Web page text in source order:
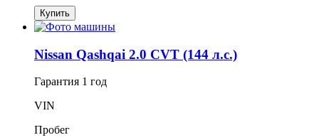
Купить
Nissan Qashqai 2.0 CVT (144 л.с.)
Гарантия 1 год
VIN
Пробег